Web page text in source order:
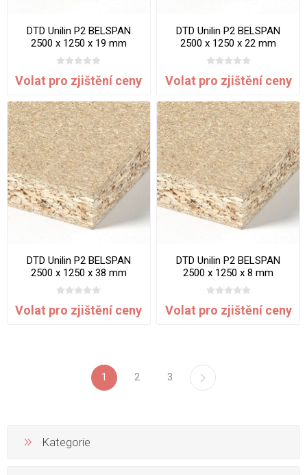
DTD Unilin P2 BELSPAN
2500 x 1250 x 19 mm
Volat pro zjištění ceny
DTD Unilin P2 BELSPAN
2500 x 1250 x 22 mm
Volat pro zjištění ceny
DTD Unilin P2 BELSPAN
2500 x 1250 x 38 mm
Volat pro zjištění ceny
DTD Unilin P2 BELSPAN
2500 x 1250 x 8 mm
Volat pro zjištění ceny
1 2 3
Kategorie